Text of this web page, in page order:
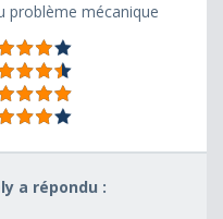
problème mécanique
a répondu :